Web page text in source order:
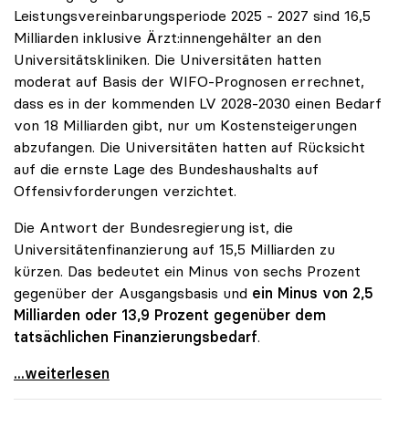
Leistungsvereinbarungsperiode 2025 - 2027 sind 16,5
Milliarden inklusive Ärzt:innengehälter an den
Universitätskliniken. Die Universitäten hatten
moderat auf Basis der WIFO-Prognosen errechnet,
dass es in der kommenden LV 2028-2030 einen Bedarf
von 18 Milliarden gibt, nur um Kostensteigerungen
abzufangen. Die Universitäten hatten auf Rücksicht
auf die ernste Lage des Bundeshaushalts auf
Offensivforderungen verzichtet.
Die Antwort der Bundesregierung ist, die
Universitätenfinanzierung auf 15,5 Milliarden zu
kürzen. Das bedeutet ein Minus von sechs Prozent
gegenüber der Ausgangsbasis und ein Minus von 2,5
Milliarden oder 13,9 Prozent gegenüber dem
tatsächlichen Finanzierungsbedarf.
\"Österreich ist für die heimischen Universitäten
...weiterlesen